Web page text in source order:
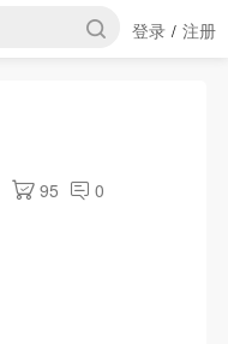
登录 / 注册
95 0